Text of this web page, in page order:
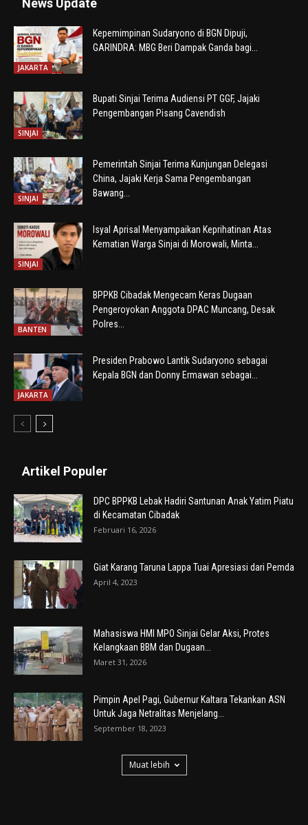
News Update
JAKARTA
Kepemimpinan Sudaryono di BGN Dipuji,
GARINDRA: MBG Beri Dampak Ganda bagi...
SINJAI
Bupati Sinjai Terima Audiensi PT GGF, Jajaki
Pengembangan Pisang Cavendish
SINJAI
Pemerintah Sinjai Terima Kunjungan Delegasi
China, Jajaki Kerja Sama Pengembangan
Bawang...
SINJAI
Isyal Aprisal Menyampaikan Keprihatinan Atas
Kematian Warga Sinjai di Morowali, Minta...
BANTEN
BPPKB Cibadak Mengecam Keras Dugaan
Pengeroyokan Anggota DPAC Muncang, Desak
Polres...
JAKARTA
Presiden Prabowo Lantik Sudaryono sebagai
Kepala BGN dan Donny Ermawan sebagai...
Artikel Populer
DPC BPPKB Lebak Hadiri Santunan Anak Yatim Piatu
di Kecamatan Cibadak
Februari 16, 2026
Giat Karang Taruna Lappa Tuai Apresiasi dari Pemda
April 4, 2023
Mahasiswa HMI MPO Sinjai Gelar Aksi, Protes
Kelangkaan BBM dan Dugaan...
Maret 31, 2026
Pimpin Apel Pagi, Gubernur Kaltara Tekankan ASN
Untuk Jaga Netralitas Menjelang...
September 18, 2023
Muat lebih